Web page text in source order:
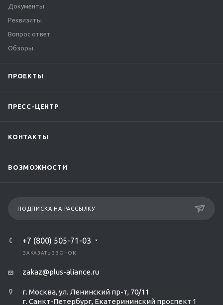
Документы
Реквизиты
Вопрос ответ
Обзоры
ПРОЕКТЫ
ПРЕСС-ЦЕНТР
КОНТАКТЫ
ВОЗМОЖНОСТИ
ПОДПИСКА НА РАССЫЛКУ
+7 (800) 505-71-03
ЗАКАЗАТЬ ЗВОНОК
zakaz@plus-aliance.ru
г. Москва, ул. Ленинский пр-т, 70/11
г. Санкт-Петербург, Екатерининский проспект 1